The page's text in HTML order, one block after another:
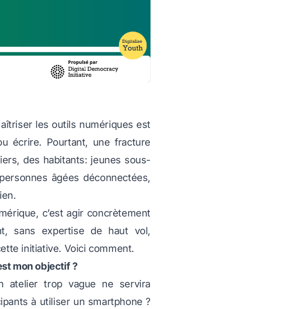
les outils numériques est
écrire. Pourtant, une fracture
des habitants: jeunes sous-
âgées déconnectées,
c’est agir concrètement
sans expertise de haut vol,
initiative. Voici comment.
mon objectif ?
atelier trop vague ne servira
à utiliser un smartphone ?